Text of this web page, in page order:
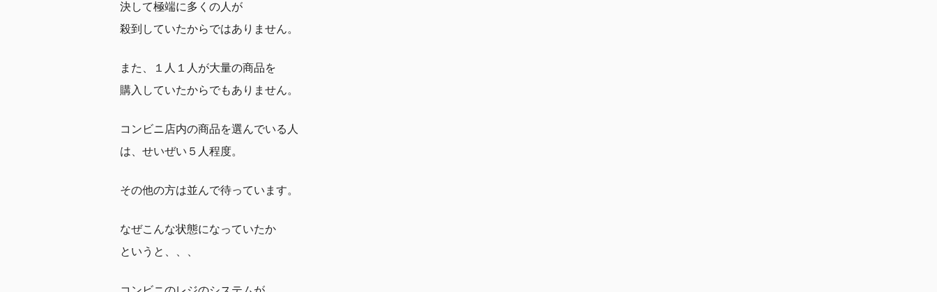
決して極端に多くの人が
殺到していたからではありません。
また、１人１人が大量の商品を
購入していたからでもありません。
コンビニ店内の商品を選んでいる人
は、せいぜい５人程度。
その他の方は並んで待っています。
なぜこんな状態になっていたか
というと、、、